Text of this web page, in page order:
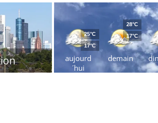
aujourd
´hui
25°C
17°C
demain
28°C
17°C